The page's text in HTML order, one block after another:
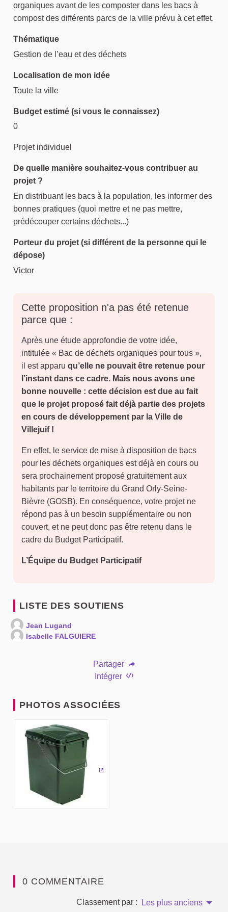
organiques avant de les composter dans les bacs à
compost des différents parcs de la ville prévu à cet effet.
Thématique
Gestion de l’eau et des déchets
Localisation de mon idée
Toute la ville
Budget estimé (si vous le connaissez)
0
Projet individuel
De quelle manière souhaitez-vous contribuer au
projet ?
En distribuant les bacs à la population, les informer des
bonnes pratiques (quoi mettre et ne pas mettre,
prédécouper certains déchets...)
Porteur du projet (si différent de la personne qui le
dépose)
Victor
Cette proposition n'a pas été retenue
parce que :
Après une étude approfondie de votre idée,
intitulée « Bac de déchets organiques pour tous »,
il est apparu qu’elle ne pouvait être retenue pour
l’instant dans ce cadre. Mais nous avons une
bonne nouvelle : cette décision est due au fait
que le projet proposé fait déjà partie des projets
en cours de développement par la Ville de
Villejuif !
En effet, le service de mise à disposition de bacs
pour les déchets organiques est déjà en cours ou
sera prochainement proposé gratuitement aux
habitants par le territoire du Grand Orly-Seine-
Bièvre (GOSB). En conséquence, votre projet ne
répond pas à un besoin supplémentaire ou non
couvert, et ne peut donc pas être retenu dans le
cadre du Budget Participatif.
L’Équipe du Budget Participatif
LISTE DES SOUTIENS
Jean Lugand
Isabelle FALGUIERE
Partager
Intégrer
PHOTOS ASSOCIÉES
0 COMMENTAIRE
Classement par : Les plus anciens